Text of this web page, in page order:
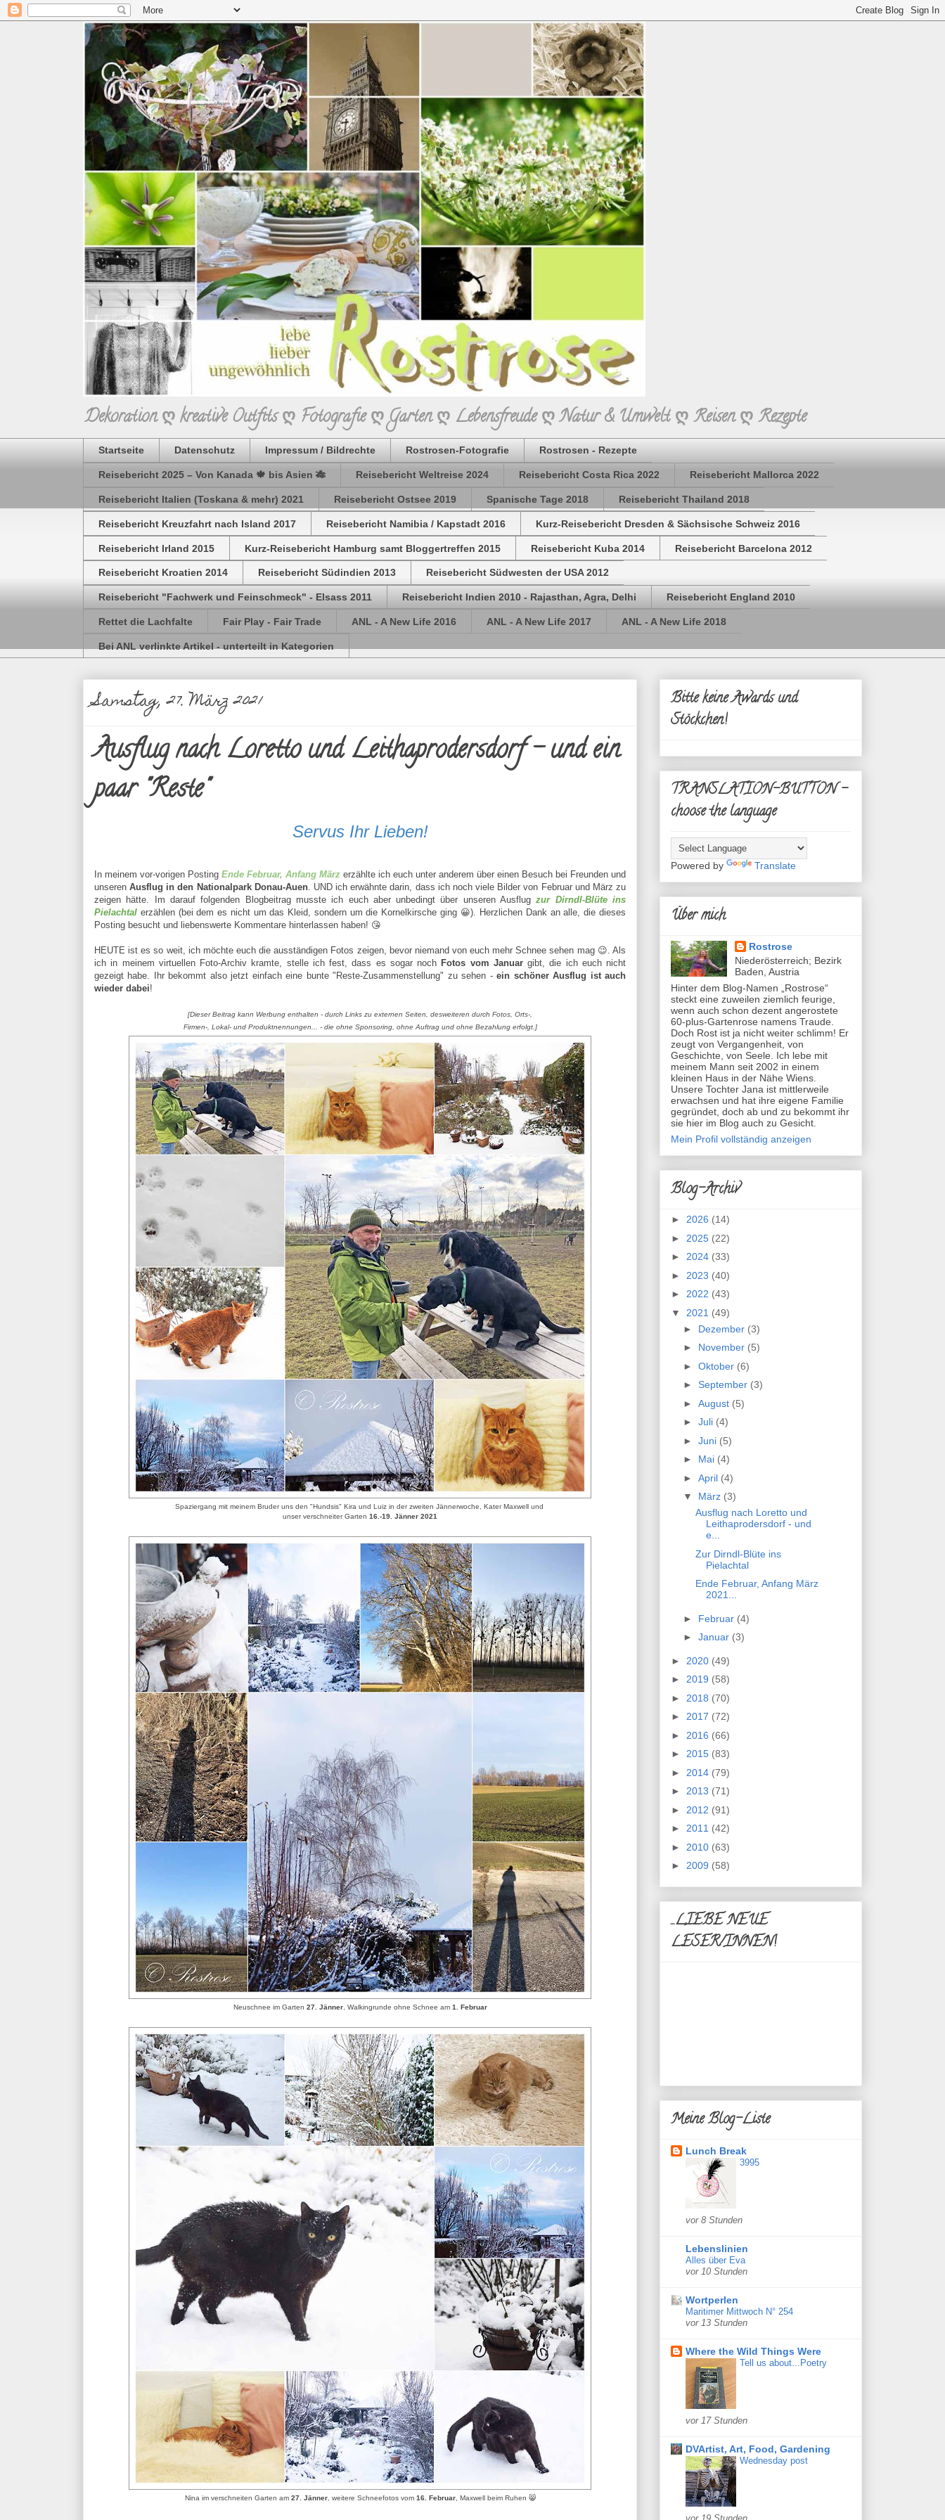
Dekoration ღ kreative Outfits ღ Fotografie ღ Garten ღ Lebensfreude ღ Natur & Umwelt ღ Reisen ღ Rezepte
Startseite Datenschutz Impressum / Bildrechte Rostrosen-Fotografie Rostrosen - Rezepte
Reisebericht 2025 – Von Kanada 🍁 bis Asien 🎋 Reisebericht Weltreise 2024 Reisebericht Costa Rica 2022 Reisebericht Mallorca 2022
Reisebericht Italien (Toskana & mehr) 2021 Reisebericht Ostsee 2019 Spanische Tage 2018 Reisebericht Thailand 2018
Reisebericht Kreuzfahrt nach Island 2017 Reisebericht Namibia / Kapstadt 2016 Kurz-Reisebericht Dresden & Sächsische Schweiz 2016
Reisebericht Irland 2015 Kurz-Reisebericht Hamburg samt Bloggertreffen 2015 Reisebericht Kuba 2014 Reisebericht Barcelona 2012
Reisebericht Kroatien 2014 Reisebericht Südindien 2013 Reisebericht Südwesten der USA 2012
Reisebericht "Fachwerk und Feinschmeck" - Elsass 2011 Reisebericht Indien 2010 - Rajasthan, Agra, Delhi Reisebericht England 2010
Rettet die Lachfalte Fair Play - Fair Trade ANL - A New Life 2016 ANL - A New Life 2017 ANL - A New Life 2018
Bei ANL verlinkte Artikel - unterteilt in Kategorien
Samstag, 27. März 2021
Ausflug nach Loretto und Leithaprodersdorf - und ein
paar "Reste"
Servus Ihr Lieben!
In meinem vor-vorigen Posting Ende Februar, Anfang März erzählte ich euch unter anderem über einen Besuch bei Freunden und
unserenAusflug in den Nationalpark Donau-Auen. UND ich erwähnte darin, dass ich noch viele Bilder von Februar und März zu
zeigen hätte. Im darauf folgenden Blogbeitrag musste ich euch aber unbedingt über unseren Ausflugzur Dirndl-Blüte ins
Pielachtal erzählen (bei dem es nicht um das Kleid, sondern um die Kornelkirsche ging 😀). Herzlichen Dank an alle, die dieses
Posting besucht und liebenswerte Kommentare hinterlassen haben! 😘
HEUTE ist es so weit, ich möchte euch die ausständigen Fotos zeigen, bevor niemand von euch mehr Schnee sehen mag 😉. Als
ich in meinem virtuellen Foto-Archiv kramte, stelle ich fest, dass es sogar noch Fotos vom Januargibt, die ich euch nicht
gezeigt habe. Ihr bekommt also jetzt einfach eine bunte "Reste-Zusammenstellung" zu sehen -ein schöner Ausflug ist auch
wieder dabei!
[Dieser Beitrag kann Werbung enthalten - durch Links zu externen Seiten, desweiteren durch Fotos, Orts-,
Firmen-, Lokal- und Produktnennungen... - die ohne Sponsoring, ohne Auftrag und ohne Bezahlung erfolgt.]
Spaziergang mit meinem Bruder uns den "Hundsis" Kira und Luiz in der zweiten Jännerwoche, Kater Maxwell und
unser verschneiter Garten 16.-19. Jänner 2021
Neuschnee im Garten 27. Jänner, Walkingrunde ohne Schnee am 1. Februar
Nina im verschneiten Garten am27. Jänner, weitere Schneefotos vom 16. Februar, Maxwell beim Ruhen 😸
Bitte keine Awards und
Stöckchen!
TRANSLATION-BUTTON -
choose the language
Powered by Translate
Über mich
Rostrose
Niederösterreich; Bezirk
Baden, Austria
Hinter dem Blog-Namen „Rostrose“
steckt eine zuweilen ziemlich feurige,
wenn auch schon dezent angerostete
60-plus-Gartenrose namens Traude.
Doch Rost ist ja nicht weiter schlimm! Er
zeugt von Vergangenheit, von
Geschichte, von Seele. Ich lebe mit
meinem Mann seit 2002 in einem
kleinen Haus in der Nähe Wiens.
Unsere Tochter Jana ist mittlerweile
erwachsen und hat ihre eigene Familie
gegründet, doch ab und zu bekommt ihr
sie hier im Blog auch zu Gesicht.
Mein Profil vollständig anzeigen
Blog-Archiv
► 2026 (14)
► 2025 (22)
► 2024 (33)
► 2023 (40)
► 2022 (43)
▼ 2021 (49)
► Dezember (3)
► November (5)
► Oktober (6)
► September (3)
► August (5)
► Juli (4)
► Juni (5)
► Mai (4)
► April (4)
▼ März (3)
Ausflug nach Loretto und
Leithaprodersdorf - und
e...
Zur Dirndl-Blüte ins
Pielachtal
Ende Februar, Anfang März
2021...
► Februar (4)
► Januar (3)
► 2020 (49)
► 2019 (58)
► 2018 (70)
► 2017 (72)
► 2016 (66)
► 2015 (83)
► 2014 (79)
► 2013 (71)
► 2012 (91)
► 2011 (42)
► 2010 (63)
► 2009 (58)
...LIEBE NEUE
LESER/INNEN!
Meine Blog-Liste
Lunch Break
3995
vor 8 Stunden
Lebenslinien
Alles über Eva
vor 10 Stunden
Wortperlen
Maritimer Mittwoch N° 254
vor 13 Stunden
Where the Wild Things Were
Tell us about...Poetry
vor 17 Stunden
DVArtist, Art, Food, Gardening
Wednesday post